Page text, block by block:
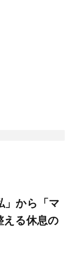
」から「マ
える休息の